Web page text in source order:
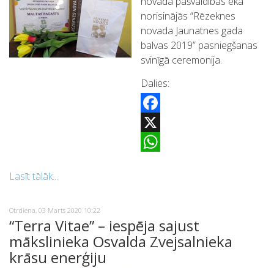
norisinājās “Rēzeknes
novada Jaunatnes gada
balvas 2019” pasniegšanas
svinīgā ceremonija.
Dalies:
Facebook
X
Lasīt tālāk...
Otrdiena, 03 Marts 2020 10:22
“Terra Vitae” – iespēja sajust
mākslinieka Osvalda Zvejsalnieka
krāsu enerģiju